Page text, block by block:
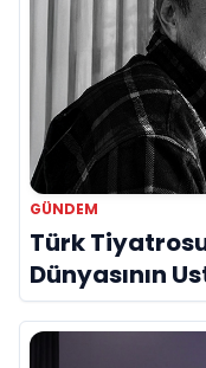
GÜNDEM
Türk
Dünyasının
Hayatını